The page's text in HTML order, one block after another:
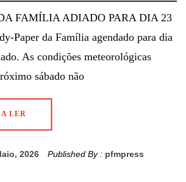
FAMÍLIA ADIADO PARA DIA 23
Paper da Família agendado para dia
As condições meteorológicas
sábado não
LER
2026 Published By : pfmpress